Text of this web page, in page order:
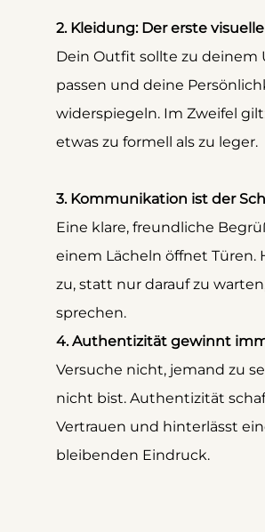
2. Kleidung: Der erste
Dein Outfit sollte zu deinem
passen und deine
widerspiegeln. Im Zweifel
etwas zu formell als zu leger.
3. Kommunikation ist der
Eine klare, freundliche
einem Lächeln öffnet Türen.
zu, statt nur darauf zu
sprechen.
4. Authentizität gewinnt
Versuche nicht, jemand zu
nicht bist. Authentizität
Vertrauen und hinterlässt
bleibenden Eindruck.